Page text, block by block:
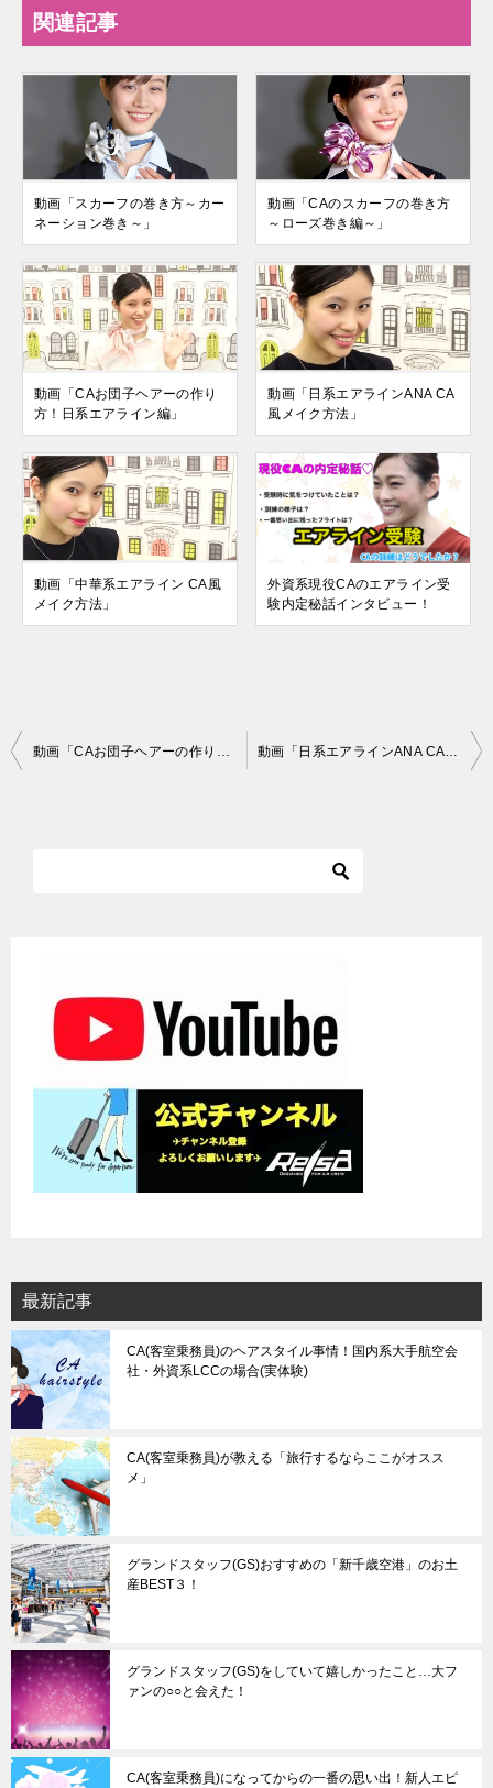
関連記事
動画「スカーフの巻き方～カー
ネーション巻き～」
動画「CAのスカーフの巻き方
～ローズ巻き編～」
動画「CAお団子ヘアーの作り
方！日系エアライン編」
動画「日系エアラインANA CA
風メイク方法」
動画「中華系エアライン CA風
メイク方法」
外資系現役CAのエアライン受
験内定秘話インタビュー！
投
最新記事
CA(客室乗務員)のヘアスタイル事情！国内系大手航空会
社・外資系LCCの場合(実体験)
CA(客室乗務員)が教える「旅行するならここがオスス
メ」
グランドスタッフ(GS)おすすめの「新千歳空港」のお土
産BEST３！
グランドスタッフ(GS)をしていて嬉しかったこと…大フ
ァンの○○と会えた！
CA(客室乗務員)になってからの一番の思い出！新人エピ